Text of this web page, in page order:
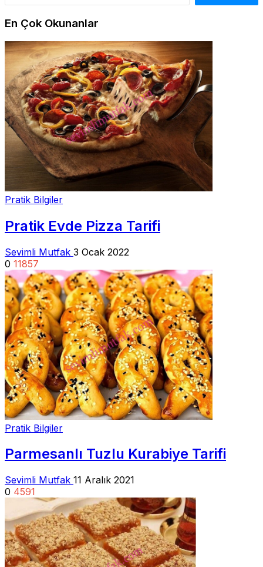
En Çok Okunanlar
Pratik Bilgiler
Pratik Evde Pizza Tarifi
Sevimli Mutfak 3 Ocak 2022
0 11857
Pratik Bilgiler
Parmesanlı Tuzlu Kurabiye Tarifi
Sevimli Mutfak 11 Aralık 2021
0 4591